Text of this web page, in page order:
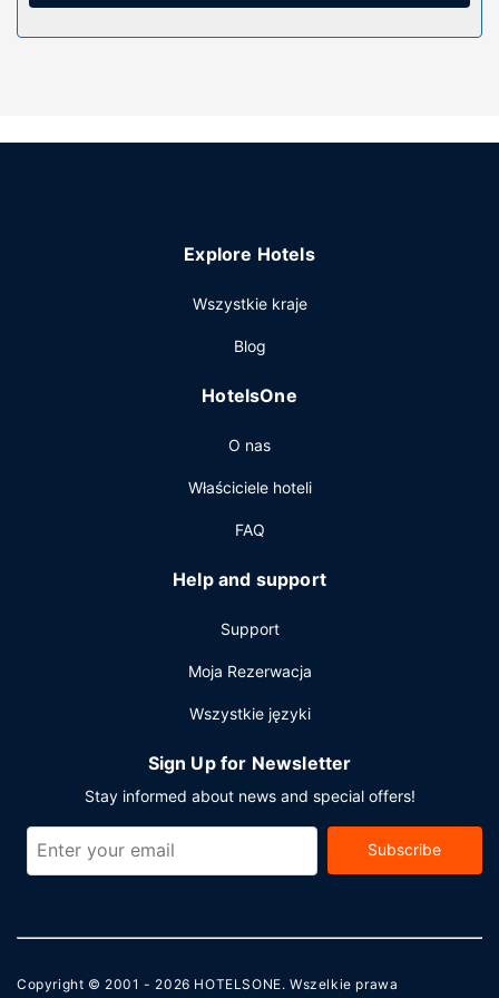
Dostępne udogodnienia rekreacyjne to leniwa rzeka,
Pozostałe udogodnienia
Udogodnienia biznesowe to centrum biznesowe,
wymeldowanie. Jeżeli planujesz spotkanie w mieście
konferencyjne oraz sale konferencyjne o łącznej
Udogodnienia na miejscu to bezpłatne parkowanie
Explore Hotels
Wszystkie kraje
Blog
HotelsOne
O nas
Właściciele hoteli
FAQ
Help and support
Support
Moja Rezerwacja
Wszystkie języki
Sign Up for Newsletter
Stay informed about news and special offers!
Subscribe
Copyright © 2001 - 2026 HOTELSONE. Wszelkie prawa